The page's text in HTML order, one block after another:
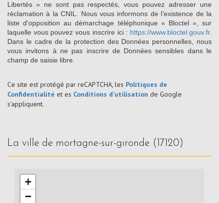
Libertés » ne sont pas respectés, vous pouvez adresser une
réclamation à la CNIL. Nous vous informons de l’existence de la
liste d'opposition au démarchage téléphonique « Bloctel », sur
laquelle vous pouvez vous inscrire ici : https://www.bloctel.gouv.fr.
Dans le cadre de la protection des Données personnelles, nous
vous invitons à ne pas inscrire de Données sensibles dans le
champ de saisie libre.
Ce site est protégé par reCAPTCHA, les Politiques de
Confidentialité et es Conditions d'utilisation de Google
s'appliquent.
la ville de mortagne-sur-gironde (17120)
+
−